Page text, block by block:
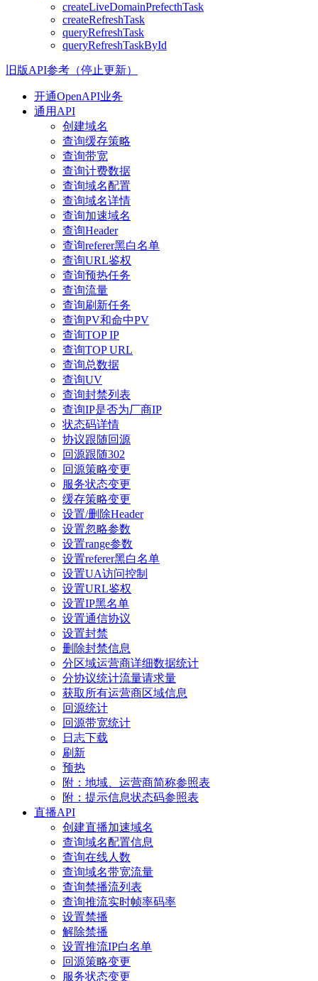
createLiveDomainPrefecthTask
createRefreshTask
queryRefreshTask
queryRefreshTaskById
旧版API参考（停止更新）
开通OpenAPI业务
通用API
创建域名
查询缓存策略
查询带宽
查询计费数据
查询域名配置
查询域名详情
查询加速域名
查询Header
查询referer黑白名单
查询URL鉴权
查询预热任务
查询流量
查询刷新任务
查询PV和命中PV
查询TOP IP
查询TOP URL
查询总数据
查询UV
查询封禁列表
查询IP是否为厂商IP
状态码详情
协议跟随回源
回源跟随302
回源策略变更
服务状态变更
缓存策略变更
设置/删除Header
设置忽略参数
设置range参数
设置referer黑白名单
设置UA访问控制
设置URL鉴权
设置IP黑名单
设置通信协议
设置封禁
删除封禁信息
分区域运营商详细数据统计
分协议统计流量请求量
获取所有运营商区域信息
回源统计
回源带宽统计
日志下载
刷新
预热
附：地域、运营商简称参照表
附：提示信息状态码参照表
直播API
创建直播加速域名
查询域名配置信息
查询在线人数
查询域名带宽流量
查询禁播流列表
查询推流实时帧率码率
设置禁播
解除禁播
设置推流IP白名单
回源策略变更
服务状态变更